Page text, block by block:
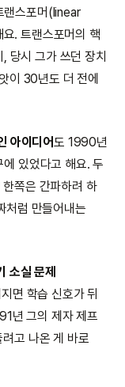
랜스포머(linear
. 트랜스포머의 핵
당시 그가 쓰던 장치
이 30년도 더 전에
아이디어도 1990년
있었다고 해요. 두
쪽은 간파하려 하
처럼 만들어내는
소실 문제
면 학습 신호가 뒤
년 그의 제자 제프
고 나온 게 바로